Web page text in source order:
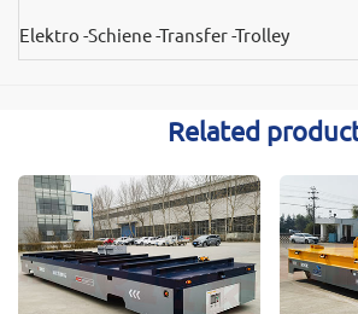
Elektro -Schiene -Transfer -Trolley
Related